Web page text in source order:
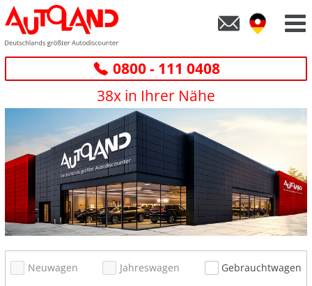
0800 - 111 0408
38x in Ihrer Nähe
Neuwagen Jahreswagen
Gebrauchtwagen